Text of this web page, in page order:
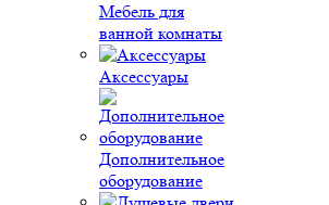
Мебель для
ванной комнаты
Аксессуары
Дополнительное
оборудование